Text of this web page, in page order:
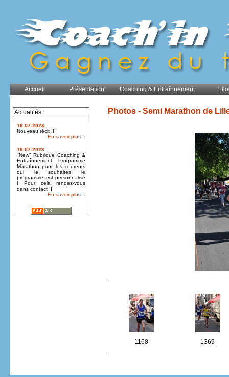
Accueil Présentation Coaching & Entraînnement
Actualités :
19-07-2023
Nouveau récit !!!
En savoir plus...
19-07-2023
"New" Rubrique Coaching &
Entraînnement Programme
Marathon pour les coureurs
qui le souhaites le
programme est personnalisé
! Pour cela rendez-vous
dans contact !!!
En savoir plus...
Photos - Semi Marathon de
1168 1369